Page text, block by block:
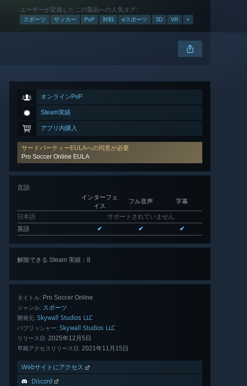
ユーザーが定義したこの製品への人気タグ:
スポーツ サッカー PvP 対戦 eスポーツ 3D VR +
オンラインPvP
Steam実績
アプリ内購入
サードパーティーEULAへの同意が必要
Pro Soccer Online EULA
言語:
インターフェ
イス
フル音声 字幕
日本語
サポートされていません
英語
✔ ✔ ✔
解除できる Steam 実績：8
タイトル: Pro Soccer Online
ジャンル: スポーツ
開発元: Skywall Studios LLC
パブリッシャー: Skywall Studios LLC
リリース日: 2025年12月5日
早期アクセスリリース日: 2021年11月15日
Webサイトにアクセス
Discord